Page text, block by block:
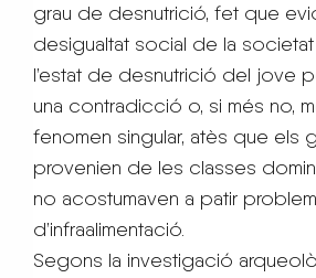
grau de desnutrició, fet que
desigualtat social de la societat
l’estat de desnutrició del jove
una contradicció o, si més no,
fenomen singular, atès que els
provenien de les classes
no acostumaven a patir
d’infraalimentació.
Segons la investigació